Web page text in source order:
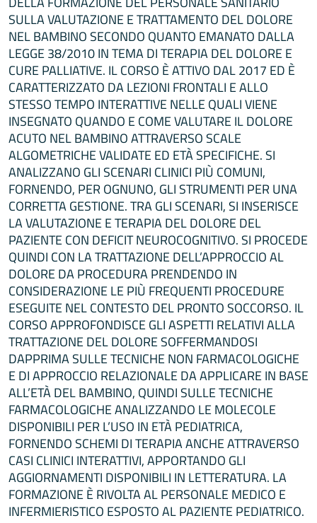
SULLA VALUTAZIONE E TRATTAMENTO DEL DOLORE
NEL BAMBINO SECONDO QUANTO EMANATO DALLA
LEGGE 38/2010 IN TEMA DI TERAPIA DEL DOLORE E
CURE PALLIATIVE. IL CORSO È ATTIVO DAL 2017 ED È
CARATTERIZZATO DA LEZIONI FRONTALI E ALLO
STESSO TEMPO INTERATTIVE NELLE QUALI VIENE
INSEGNATO QUANDO E COME VALUTARE IL DOLORE
ACUTO NEL BAMBINO ATTRAVERSO SCALE
ALGOMETRICHE VALIDATE ED ETÀ SPECIFICHE. SI
ANALIZZANO GLI SCENARI CLINICI PIÙ COMUNI,
FORNENDO, PER OGNUNO, GLI STRUMENTI PER UNA
CORRETTA GESTIONE. TRA GLI SCENARI, SI INSERISCE
LA VALUTAZIONE E TERAPIA DEL DOLORE DEL
PAZIENTE CON DEFICIT NEUROCOGNITIVO. SI PROCEDE
QUINDI CON LA TRATTAZIONE DELL’APPROCCIO AL
DOLORE DA PROCEDURA PRENDENDO IN
CONSIDERAZIONE LE PIÙ FREQUENTI PROCEDURE
ESEGUITE NEL CONTESTO DEL PRONTO SOCCORSO. IL
CORSO APPROFONDISCE GLI ASPETTI RELATIVI ALLA
TRATTAZIONE DEL DOLORE SOFFERMANDOSI
DAPPRIMA SULLE TECNICHE NON FARMACOLOGICHE
E DI APPROCCIO RELAZIONALE DA APPLICARE IN BASE
ALL’ETÀ DEL BAMBINO, QUINDI SULLE TECNICHE
FARMACOLOGICHE ANALIZZANDO LE MOLECOLE
DISPONIBILI PER L’USO IN ETÀ PEDIATRICA,
FORNENDO SCHEMI DI TERAPIA ANCHE ATTRAVERSO
CASI CLINICI INTERATTIVI, APPORTANDO GLI
AGGIORNAMENTI DISPONIBILI IN LETTERATURA. LA
FORMAZIONE È RIVOLTA AL PERSONALE MEDICO E
INFERMIERISTICO ESPOSTO AL PAZIENTE PEDIATRICO.